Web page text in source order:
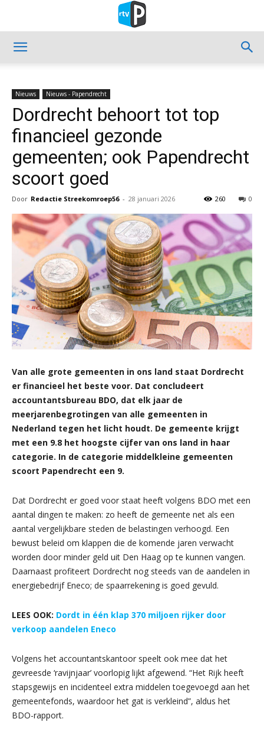
Nieuws Nieuws - Papendrecht
Dordrecht behoort tot top
financieel gezonde
gemeenten; ook Papendrecht
scoort goed
Door Redactie Streekomroep56 - 28 januari 2026 0
260
Van alle grote gemeenten in ons land staat Dordrecht
er financieel het beste voor. Dat concludeert
accountantsbureau BDO, dat elk jaar de
meerjarenbegrotingen van alle gemeenten in
Nederland tegen het licht houdt. De gemeente krijgt
met een 9.8 het hoogste cijfer van ons land in haar
categorie. In de categorie middelkleine gemeenten
scoort Papendrecht een 9.
Dat Dordrecht er goed voor staat heeft volgens BDO met een
aantal dingen te maken: zo heeft de gemeente net als een
aantal vergelijkbare steden de belastingen verhoogd. Een
bewust beleid om klappen die de komende jaren verwacht
worden door minder geld uit Den Haag op te kunnen vangen.
Daarnaast profiteert Dordrecht nog steeds van de aandelen in
energiebedrijf Eneco; de spaarrekening is goed gevuld.
LEES OOK: Dordt in één klap 370 miljoen rijker door
verkoop aandelen Eneco
Volgens het accountantskantoor speelt ook mee dat het
gevreesde ‘ravijnjaar’ voorlopig lijkt afgewend. “Het Rijk heeft
stapsgewijs en incidenteel extra middelen toegevoegd aan het
gemeentefonds, waardoor het gat is verkleind”, aldus het
BDO-rapport.